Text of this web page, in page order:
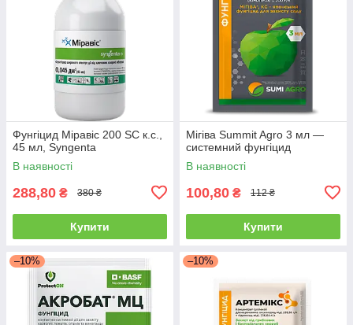
Фунгіцид Міравіс 200 SC к.с.,
45 мл, Syngenta
В наявності
288,80 ₴ 380 ₴
Купити
Мігіва Summit Agro 3 мл —
системний фунгіцид
В наявності
100,80 ₴ 112 ₴
Купити
–10% –10%